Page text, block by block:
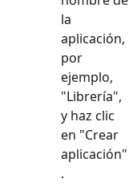
la
aplicación,
por
ejemplo,
"Librería",
y haz clic
en "Crear
aplicación"
.